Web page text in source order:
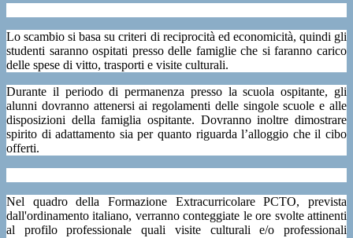
Lo scambio si basa su criteri di reciprocità ed economicità, quindi gli
studenti saranno ospitati presso delle famiglie che si faranno carico
delle spese di vitto, trasporti e visite culturali.
Durante il periodo di permanenza presso la scuola ospitante, gli
alunni dovranno attenersi ai regolamenti delle singole scuole e alle
disposizioni della famiglia ospitante. Dovranno inoltre dimostrare
spirito di adattamento sia per quanto riguarda l’alloggio che il cibo
offerti.
Nel quadro della Formazione Extracurricolare PCTO, prevista
dall'ordinamento italiano, verranno conteggiate le ore svolte attinenti
al profilo professionale quali visite culturali e/o professionali